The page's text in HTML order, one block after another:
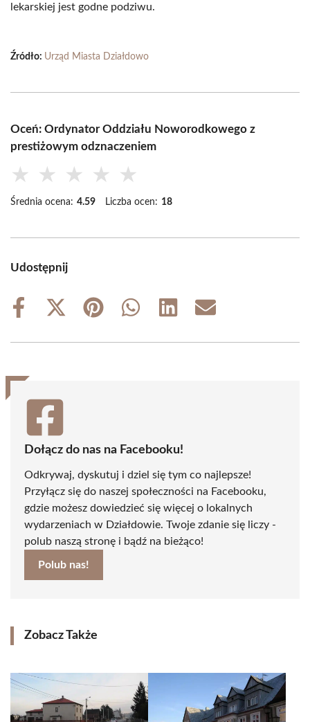
lekarskiej jest godne podziwu.
Źródło: Urząd Miasta Działdowo
Oceń: Ordynator Oddziału Noworodkowego z
prestiżowym odznaczeniem
★ ★ ★ ★ ★
Średnia ocena: 4.59 Liczba ocen: 18
Udostępnij
Share
Share
(Twitter)
Share
Share
Share
Share
Dołącz do nas na Facebooku!
Odkrywaj, dyskutuj i dziel się tym co najlepsze!
Przyłącz się do naszej społeczności na Facebooku,
gdzie możesz dowiedzieć się więcej o lokalnych
wydarzeniach w Działdowie. Twoje zdanie się liczy -
polub naszą stronę i bądź na bieżąco!
Polub nas!
Zobacz Także